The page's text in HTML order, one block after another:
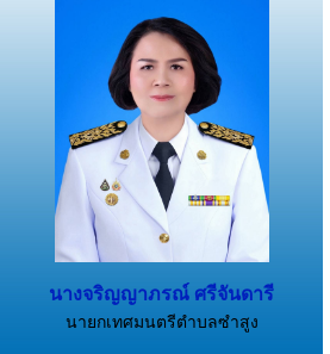
นางจริญญาภรณ์ ศรีจันดารี
นายกเทศมนตรีตำบลซำสูง